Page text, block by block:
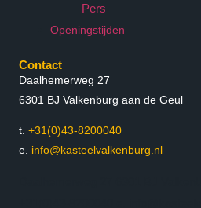
Pers
Openingstijden
Contact
Daalhemerweg 27
6301 BJ Valkenburg aan de Geul
t. +31(0)43-8200040
e. info@kasteelvalkenburg.nl